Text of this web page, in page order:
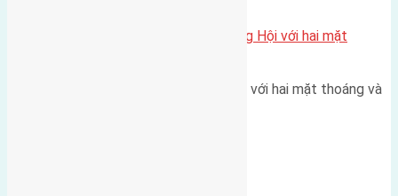
Một vị trí hiếm còn lại tại X1 Đông Hội với hai mặt
Một góc tái định cư X1 Đông Hội với hai mặt thoáng và